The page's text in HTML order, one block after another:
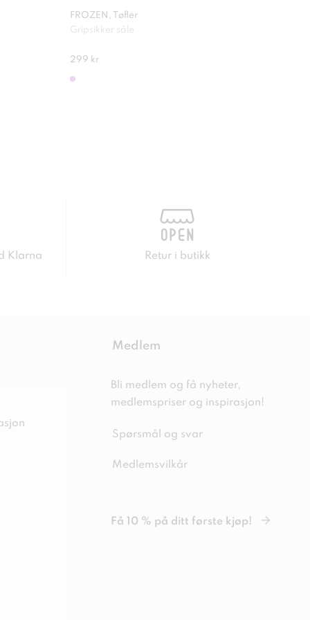
FROZEN, Tøfler
Gripsikker såle
299 kr
Klarna Retur i butikk
Medlem
Bli medlem og få nyheter,
medlemspriser og inspirasjon!
Spørsmål og svar
Medlemsvilkår
Få 10 % på ditt første kjøp!